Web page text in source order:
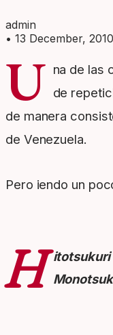
admin
• 13 December, 2010
U na de las
de
de manera
de Venezuela.
Pero iendo un
H itotsukuri